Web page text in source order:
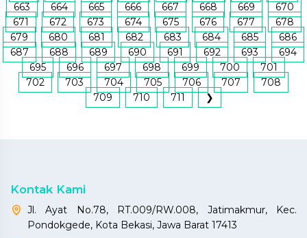
663
664 665 666 667 668 669
670
671
672 673 674 675 676 677
678
679
680 681 682 683 684 685
686
687
688 689 690 691 692 693
694
695
696 697 698 699 700
701
702
703 704 705 706 707
708
709
710 711 ❯
Kontak Kami
Jl. Ayat No.78, RT.009/RW.008, Jatimakmur, Kec.
Pondokgede, Kota Bekasi, Jawa Barat 17413